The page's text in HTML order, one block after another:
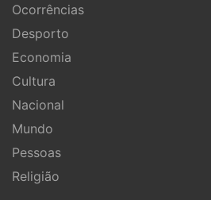
Ocorrências
Desporto
Economia
Cultura
Nacional
Mundo
Pessoas
Religião